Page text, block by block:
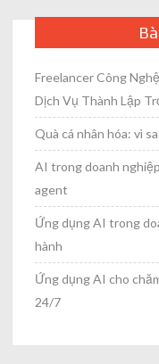
Freelancer Công
Dịch Vụ Thành Lập
Quà cá nhân hóa: vì
AI trong doanh
agent
Ứng dụng AI trong
hành
Ứng dụng AI cho
24/7